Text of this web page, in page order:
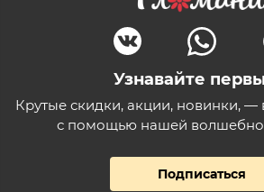
Узнавайте
Крутые скидки, акции, новинки, —
с помощью нашей
Подписаться